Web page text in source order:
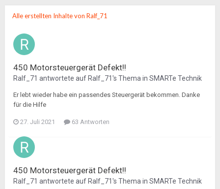
Alle erstellten Inhalte von Ralf_71
450 Motorsteuergerät Defekt!!
Ralf_71 antwortete auf Ralf_71's Thema in SMARTe Technik
Er lebt wieder habe ein passendes Steuergerät bekommen. Danke
für die Hilfe
27. Juli 2021 63 Antworten
450 Motorsteuergerät Defekt!!
Ralf_71 antwortete auf Ralf_71's Thema in SMARTe Technik